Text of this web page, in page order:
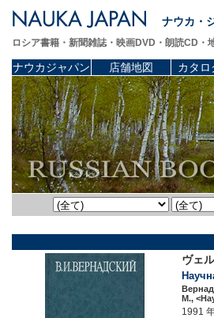
ナウカ・
ロシア書籍・新聞雑誌・映画DVD・朗読CD
ナウカジャパン 店舗地図 カタロ
ヴェ
М.,
1991